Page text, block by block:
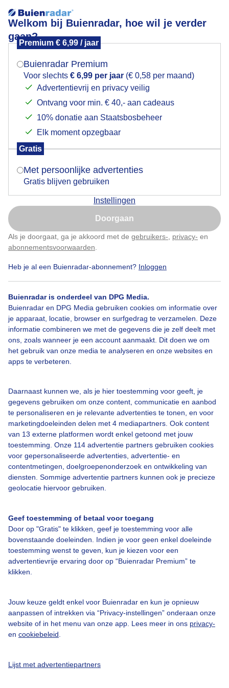
Welkom bij Buienradar, hoe wil je verder
gaan?
Premium € 6,99 / jaar
Buienradar Premium
Voor slechts € 6,99 per jaar (€ 0,58 per maand)
Advertentievrij en privacy veilig
Ontvang voor min. € 40,- aan cadeaus
10% donatie aan Staatsbosbeheer
Elk moment opzegbaar
Gratis
Met persoonlijke advertenties
Gratis blijven gebruiken
Instellingen
Doorgaan
Als je doorgaat, ga je akkoord met de gebruikers- privacy- en
abonnementsvoorwaarden
Heb je al een Buienradar-abonnement? Inloggen
Buienradar is onderdeel van DPG Media.
Buienradar en DPG Media gebruiken cookies om informatie over
je apparaat, locatie, browser en surfgedrag te verzamelen. Deze
informatie combineren we met de gegevens die je zelf deelt met
ons, zoals wanneer je een account aanmaakt. Dit doen we om
het gebruik van onze media te analyseren en onze websites en
apps te verbeteren.
Daarnaast kunnen we, als je hier toestemming voor geeft, je
gegevens gebruiken om onze content, communicatie en aanbod
te personaliseren en je relevante advertenties te tonen, en voor
marketingdoeleinden delen met 4 mediapartners. Ook content
van 13 externe platformen wordt enkel getoond met jouw
toestemming. Onze 114 advertentie partners gebruiken cookies
voor gepersonaliseerde advertenties, advertentie- en
contentmetingen, doelgroepenonderzoek en ontwikkeling van
diensten. Sommige advertentie partners kunnen ook je precieze
geolocatie hiervoor gebruiken.
Geef toestemming of betaal voor toegang
Door op "Gratis" te klikken, geef je toestemming voor alle
bovenstaande doeleinden. Indien je voor geen enkel doeleinde
toestemming wenst te geven, kun je kiezen voor een
advertentievrije ervaring door op “Buienradar Premium” te
klikken.
Jouw keuze geldt enkel voor Buienradar en kun je opnieuw
aanpassen of intrekken via “Privacy-instellingen” onderaan onze
website of in het menu van onze app. Lees meer in ons privacy-
en cookiebeleid
Lijst met advertentiepartners
Sluiers en dikke wolkenpartijen met zon op Vlieland
met ruimte voor de zon. Het waait een stuk minder
dan gisteren en het is aangenaam buiten. Achter het
glas is het prima op het strandpaviljoen. foto
gemaakt om 13:29 Noordzeestrand Vlieland
#strand Zon Wolken
Bekijk slideshow
Bedrijfsgegevens
Veelgestelde vragen
Contact
Adverteren
Buienradar Team
Cookie beleid
Mogen we je locatie gebruiken voor het
Indien je hier nog geen akkoord op hebt gegeven,
verschijnt er zo een pop-up uit je browser waarin
Is goed, toon de popup
Nu niet, misschien later
Klik hierom dit aan te passen